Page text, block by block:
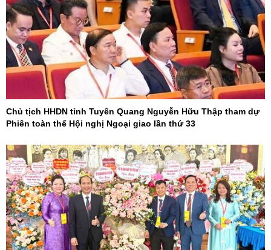
Chủ tịch HHDN tỉnh Tuyên Quang Nguyễn Hữu Thập tham dự
Phiên toàn thể Hội nghị Ngoại giao lần thứ 33